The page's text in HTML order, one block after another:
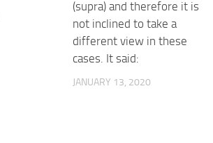
(supra) and therefore it is
not inclined to take a
different view in these
cases. It said:
JANUARY 13, 2020